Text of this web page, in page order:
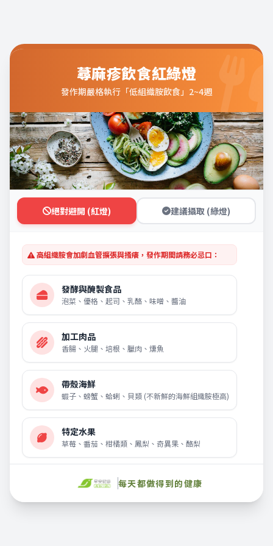
蕁麻疹飲食紅綠燈
發作期嚴格執行「低組織胺飲食」2~4週
絕對避開 (紅燈) 建議攝取 (綠燈)
高組織胺會加劇血管擴張與搔癢，發作期間請務必忌口：
發酵與醃製食品
泡菜、優格、起司、乳酪、味噌、醬油
加工肉品
香腸、火腿、培根、臘肉、燻魚
帶殼海鮮
蝦子、螃蟹、蛤蜊、貝類 (不新鮮的海鮮組織胺極高)
特定水果
草莓、番茄、柑橘類、鳳梨、奇異果、酪梨
刺激性飲料與點心
酒精、咖啡、濃茶、堅果、巧克力
每天都做得到的健康